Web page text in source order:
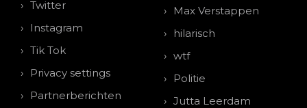
Twitter
Instagram
Tik Tok
Privacy settings
Partnerberichten
Max Verstappen
hilarisch
wtf
Politie
Jutta Leerdam